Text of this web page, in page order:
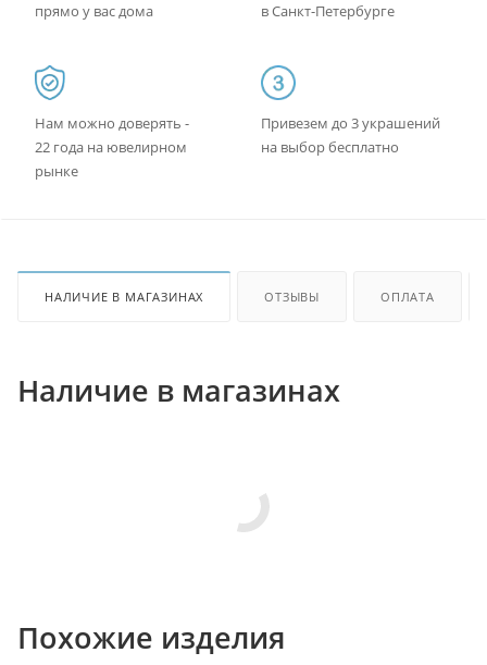
прямо у вас дома
в Санкт-Петербурге
Нам можно доверять -
22 года на ювелирном
рынке
Привезем до 3 украшений
на выбор бесплатно
НАЛИЧИЕ В МАГАЗИНАХ ОТЗЫВЫ ОПЛАТА
Наличие в магазинах
Похожие изделия